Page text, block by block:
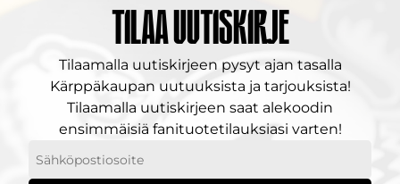
Tilaa uutiskirje
Tilaamalla uutiskirjeen pysyt ajan tasalla
Kärppäkaupan uutuuksista ja tarjouksista!
Tilaamalla uutiskirjeen saat alekoodin
ensimmäisiä fanituotetilauksiasi varten!